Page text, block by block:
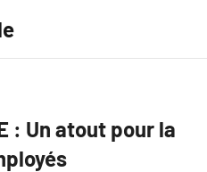
: Un atout pour la